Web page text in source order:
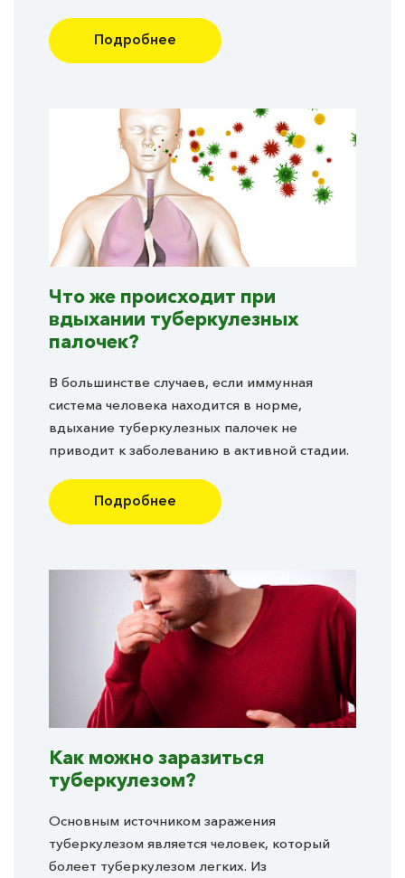
Подробнее
Что же происходит при
вдыхании туберкулезных
палочек?
В большинстве случаев, если иммунная
система человека находится в норме,
вдыхание туберкулезных палочек не
приводит к заболеванию в активной стадии.
Подробнее
Как можно заразиться
туберкулезом?
Основным источником заражения
туберкулезом является человек, который
болеет туберкулезом легких. Из